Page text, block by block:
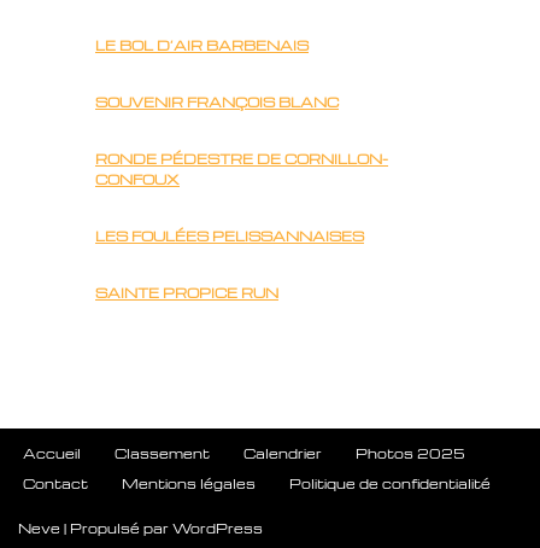
LE BOL D’AIR BARBENAIS
SOUVENIR FRANÇOIS BLANC
RONDE PÉDESTRE DE CORNILLON-
CONFOUX
LES FOULÉES PELISSANNAISES
SAINTE PROPICE RUN
Accueil Classement Calendrier
Photos 2025
Contact
Mentions légales Politique de confidentialité
Neve | Propulsé par WordPress